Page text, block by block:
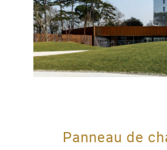
Panneau de